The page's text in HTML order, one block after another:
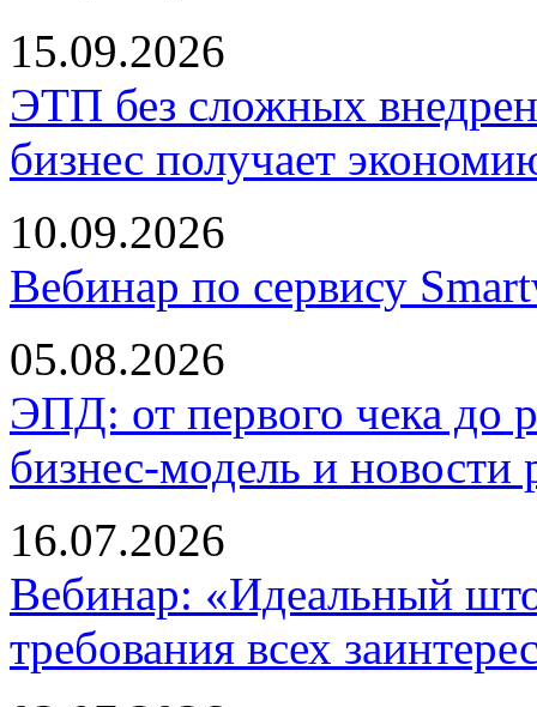
15.09.2026
ЭТП без сложных
бизнес получает
10.09.2026
Вебинар по сервису
05.08.2026
ЭПД: от первого чека до
бизнес-модель и новости
16.07.2026
Вебинар: «Идеальный
требования всех